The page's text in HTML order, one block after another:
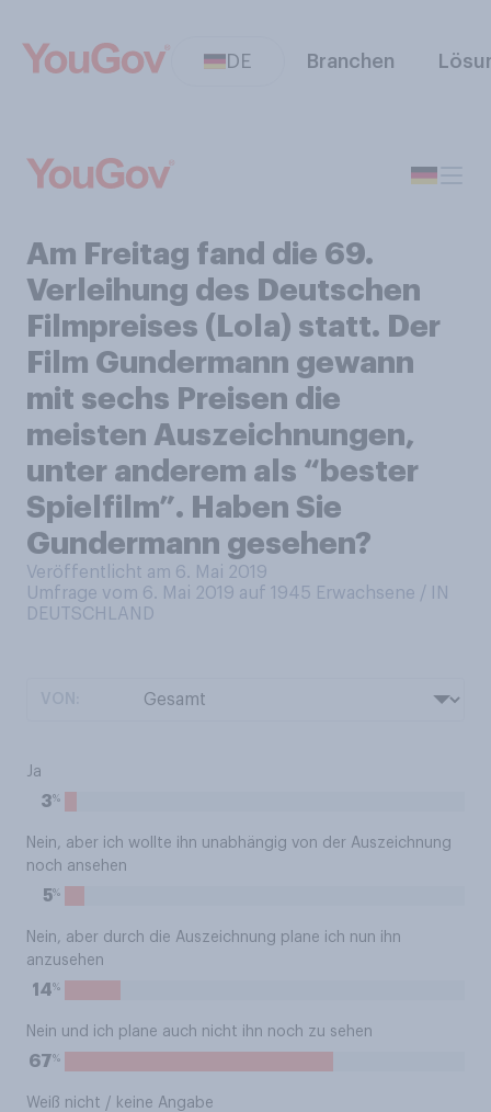
DE Branchen
Am Freitag fand die 69.
Verleihung des Deutschen
Filmpreises (Lola) statt. Der
Film Gundermann gewann
mit sechs Preisen die
meisten Auszeichnungen,
unter anderem als “bester
Spielfilm”. Haben Sie
Gundermann gesehen?
Veröffentlicht am 6. Mai 2019
Umfrage vom 6. Mai 2019 auf 1945 Erwachsene / IN
DEUTSCHLAND
Ja
3%
Nein, aber ich wollte ihn unabhängig von der Auszeichnung
noch ansehen
5%
Nein, aber durch die Auszeichnung plane ich nun ihn
anzusehen
14%
Nein und ich plane auch nicht ihn noch zu sehen
67%
Weiß nicht / keine Angabe